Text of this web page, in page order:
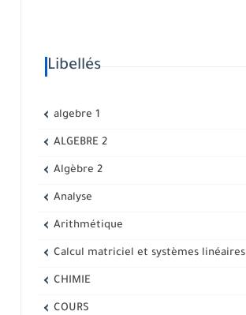
Libellés
algebre 1
ALGEBRE 2
Algèbre 2
Analyse
Arithmétique
Calcul matriciel et systèmes linéaires
CHIMIE
COURS